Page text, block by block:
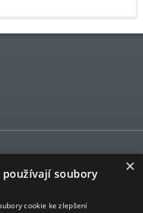
×
soubory
cookie ke zlepšení